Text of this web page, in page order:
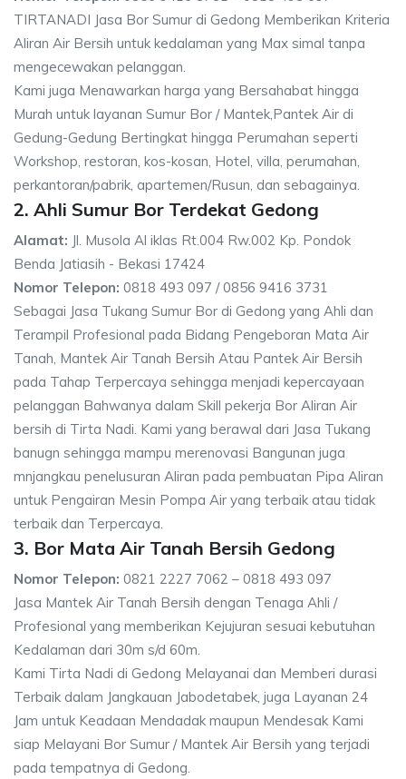
TIRTANADI Jasa Bor Sumur di Gedong Memberikan Kriteria
Aliran Air Bersih untuk kedalaman yang Max simal tanpa
mengecewakan pelanggan.
Kami juga Menawarkan harga yang Bersahabat hingga
Murah untuk layanan Sumur Bor / Mantek,Pantek Air di
Gedung-Gedung Bertingkat hingga Perumahan seperti
Workshop, restoran, kos-kosan, Hotel, villa, perumahan,
perkantoran/pabrik, apartemen/Rusun, dan sebagainya.
2. Ahli Sumur Bor Terdekat Gedong
Alamat: Jl. Musola Al iklas Rt.004 Rw.002 Kp. Pondok
Benda Jatiasih - Bekasi 17424
Nomor Telepon: 0818 493 097 / 0856 9416 3731
Sebagai Jasa Tukang Sumur Bor di Gedong yang Ahli dan
Terampil Profesional pada Bidang Pengeboran Mata Air
Tanah, Mantek Air Tanah Bersih Atau Pantek Air Bersih
pada Tahap Terpercaya sehingga menjadi kepercayaan
pelanggan Bahwanya dalam Skill pekerja Bor Aliran Air
bersih di Tirta Nadi. Kami yang berawal dari Jasa Tukang
banugn sehingga mampu merenovasi Bangunan juga
mnjangkau penelusuran Aliran pada pembuatan Pipa Aliran
untuk Pengairan Mesin Pompa Air yang terbaik atau tidak
terbaik dan Terpercaya.
3. Bor Mata Air Tanah Bersih Gedong
Nomor Telepon: 0821 2227 7062 – 0818 493 097
Jasa Mantek Air Tanah Bersih dengan Tenaga Ahli /
Profesional yang memberikan Kejujuran sesuai kebutuhan
Kedalaman dari 30m s/d 60m.
Kami Tirta Nadi di Gedong Melayanai dan Memberi durasi
Terbaik dalam Jangkauan Jabodetabek, juga Layanan 24
Jam untuk Keadaan Mendadak maupun Mendesak Kami
siap Melayani Bor Sumur / Mantek Air Bersih yang terjadi
pada tempatnya di Gedong.